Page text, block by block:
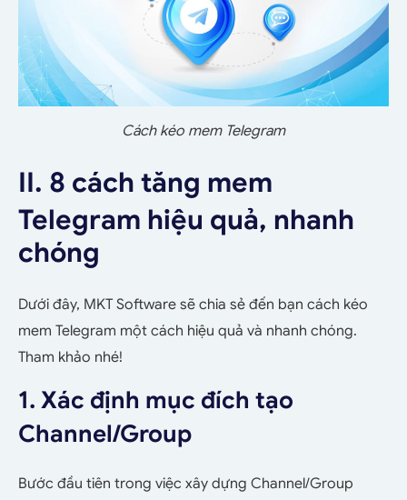
Cách kéo mem Telegram
II. 8 cách tăng mem
Telegram hiệu quả, nhanh
chóng
Dưới đây, MKT Software sẽ chia sẻ đến bạn cách kéo
mem Telegram một cách hiệu quả và nhanh chóng.
Tham khảo nhé!
1. Xác định mục đích tạo
Channel/Group
Bước đầu tiên trong việc xây dựng Channel/Group